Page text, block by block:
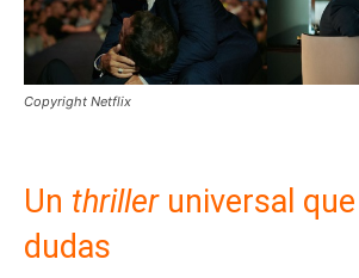
Copyright Netflix
Un thrilleruniversal
dudas